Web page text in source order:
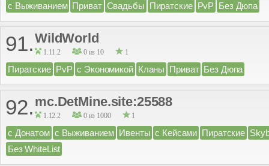
с Выживанием Приват Свадьбы Пиратские PvP Без Дюпа
91.WildWorld
1.11.2 0 из 10 1
Пиратские PvP с Экономикой Кланы Приват Без Дюпа
92. mc.DetMine.site:25588
1.12.2 0 из 1000 1
с Донатом с Выживанием Ивенты с Кейсами Пиратские
Без WhiteList